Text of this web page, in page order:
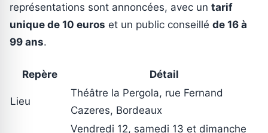
représentations sont annoncées, avec un tarif
unique de 10 euros et un public conseillé de 16 à
99 ans.
Repère Détail
Lieu
Théâtre la Pergola, rue Fernand
Cazeres, Bordeaux
Vendredi 12, samedi 13 et dimanche